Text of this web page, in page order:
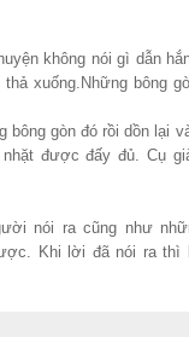
không nói gì dẫn
xuống.Những bông
bông gòn đó rồi dồn lại
được đấy đủ. Cụ
nói ra cũng như
Khi lời đã nói ra thì